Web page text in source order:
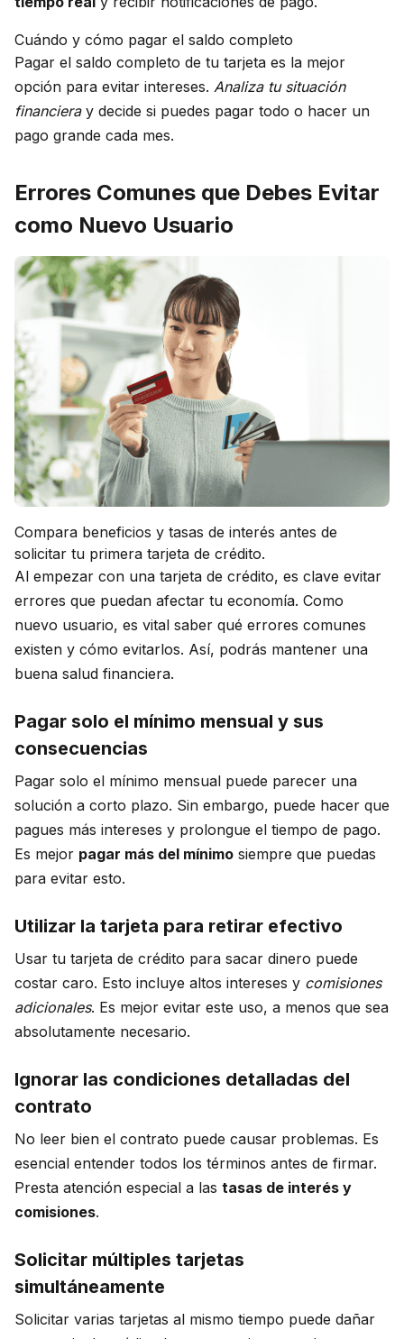
Cuándo y cómo pagar el saldo completo
Pagar el saldo completo de tu tarjeta es la mejor
opción para evitar intereses. Analiza tu situación
financieray decide si puedes pagar todo o hacer un
pago grande cada mes.
Errores Comunes que Debes Evitar
como Nuevo Usuario
Compara beneficios y tasas de interés antes de
solicitar tu primera tarjeta de crédito.
Al empezar con una tarjeta de crédito, es clave evitar
errores que puedan afectar tu economía. Como
nuevo usuario, es vital saber qué errores comunes
existen y cómo evitarlos. Así, podrás mantener una
buena salud financiera.
Pagar solo el mínimo mensual y sus
consecuencias
Pagar solo el mínimo mensual puede parecer una
solución a corto plazo. Sin embargo, puede hacer que
pagues más intereses y prolongue el tiempo de pago.
Es mejor pagar más del mínimo siempre que puedas
para evitar esto.
Utilizar la tarjeta para retirar efectivo
Usar tu tarjeta de crédito para sacar dinero puede
costar caro. Esto incluye altos intereses y comisiones
adicionales. Es mejor evitar este uso, a menos que sea
absolutamente necesario.
Ignorar las condiciones detalladas del
contrato
No leer bien el contrato puede causar problemas. Es
esencial entender todos los términos antes de firmar.
Presta atención especial a las tasas de interés y
comisiones.
Solicitar múltiples tarjetas
simultáneamente
Solicitar varias tarjetas al mismo tiempo puede dañar